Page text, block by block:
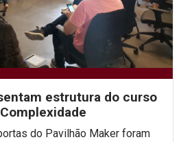
estrutura do curso